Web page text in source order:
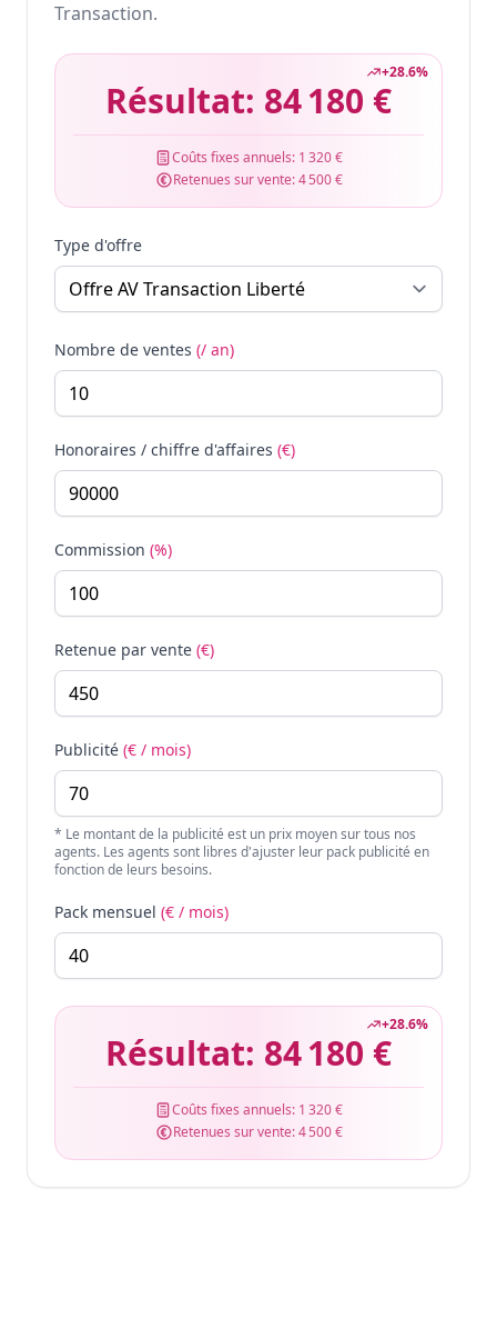
Transaction.
+28.6%
Résultat: 84 180 €
Coûts fixes annuels: 1 320 €
Retenues sur vente:4 500 €
Type d'offre
Nombre de ventes (/ an)
Honoraires / chiffre d'affaires (€)
Commission (%)
Retenue par vente (€)
Publicité (€ / mois)
* Le montant de la publicité est un prix moyen sur tous nos
agents. Les agents sont libres d'ajuster leur pack publicité en
fonction de leurs besoins.
Pack mensuel (€ / mois)
+28.6%
Résultat: 84 180 €
Coûts fixes annuels: 1 320 €
Retenues sur vente:4 500 €